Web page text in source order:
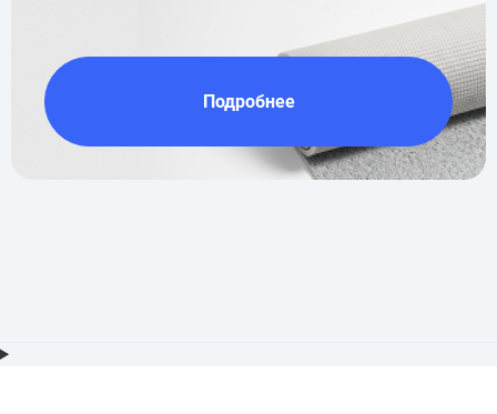
Подробнее